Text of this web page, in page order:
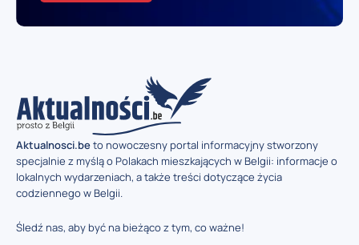
Aktualnosci.beto nowoczesny portal informacyjny stworzony
specjalnie z myślą o Polakach mieszkających w Belgii: informacje o
lokalnych wydarzeniach, a także treści dotyczące życia
codziennego w Belgii.
Śledź nas, aby być na bieżąco z tym, co ważne!